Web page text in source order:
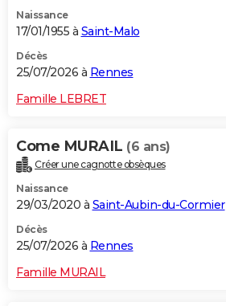
Naissance
17/01/1955 à Saint-Malo
Décès
25/07/2026 à Rennes
Famille LEBRET
Come MURAIL (6 ans)
Créer une cagnotte obsèques
Naissance
29/03/2020 à Saint-Aubin-du-Cormier
Décès
25/07/2026 à Rennes
Famille MURAIL